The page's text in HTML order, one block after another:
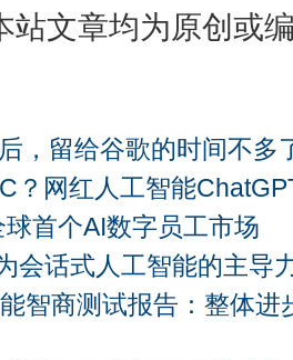
站文章均为原创或
，留给谷歌的时间不多
？网红人工智能
首个AI数字员工市场
会话式人工智能的主导
智商测试报告：整体进